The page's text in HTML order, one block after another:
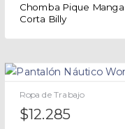
Chomba Pique Manga
Corta Billy
Ropa de Trabajo
$12.285